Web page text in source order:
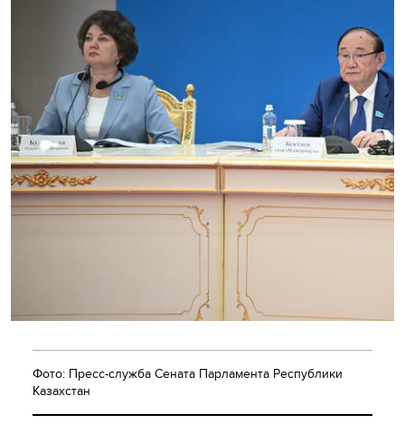
Фото: Пресс-служба Сената Парламента Республики
Казахстан